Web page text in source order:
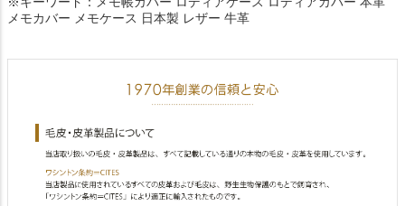
メモカバー メモケース 日本製 レザー 牛革